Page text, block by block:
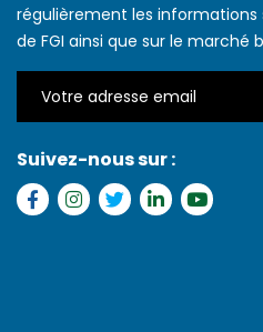
régulièrement les informations
de FGI ainsi que sur le marché
Suivez-nous sur :